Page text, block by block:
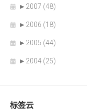
► 2007 (48)
► 2006 (18)
► 2005 (44)
► 2004 (25)
标签云